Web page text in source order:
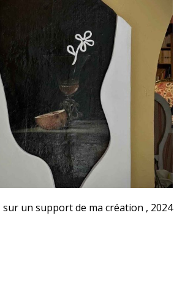
sur un support de ma création , 2024